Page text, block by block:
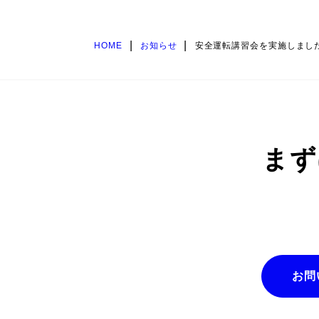
HOME お知らせ 安全運転講習会を実施しまし
ま
お